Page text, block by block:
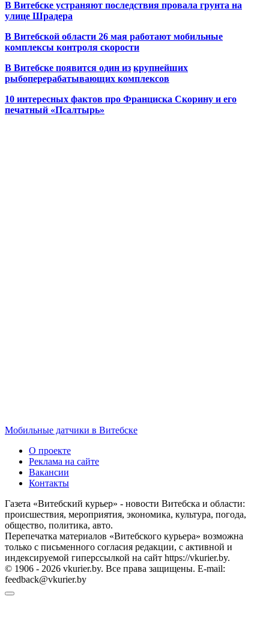
В Витебске устраняют последствия провала грунта на
улице Шрадера
В Витебской области 26 мая работают мобильные
комплексы контроля скорости
В Витебске появится один из крупнейших
рыбоперерабатывающих комплексов
10 интересных фактов про Франциска Скорину и его
печатный «Псалтырь»
Мобильные датчики в Витебске
О проекте
Реклама на сайте
Вакансии
Контакты
Газета «Витебский курьер» - новости Витебска и области:
происшествия, мероприятия, экономика, культура, погода,
общество, политика, авто.
Перепечатка материалов «Витебского курьера» возможна
только с письменного согласия редакции, с активной и
индексируемой гиперссылкой на сайт https://vkurier.by.
© 1906 - 2026 vkurier.by. Все права защищены. E-mail:
feedback@vkurier.by